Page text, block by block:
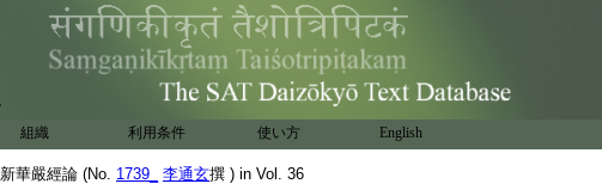
組織 利用条件 使い方 English
新華嚴經論 (No. 1739_ 李通玄撰 ) in Vol. 36
及信心同異差降意類別敍。進修生熟各有
條貫。次第分明。令後學者自識本行進修不
惑故。爲品類均別義也。第一者。非是次第前
後之第一。爲法界門中無前頭在後之次第。
皆是一時無二念。同時顯著。諸品之第一。一
多縁起同時之第一。是名同時具足相應門
一多相容不同門。以十玄門及六相義通融。
不可以如情所繋故名第一
二隨文釋義者。從如是我聞一時至如是無